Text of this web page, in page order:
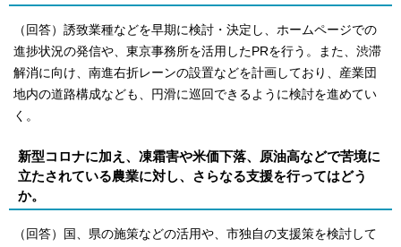
（回答）誘致業種などを早期に検討・決定し、ホームページでの
進捗状況の発信や、東京事務所を活用したPRを行う。また、渋滞
解消に向け、南進右折レーンの設置などを計画しており、産業団
地内の道路構成なども、円滑に巡回できるように検討を進めてい
く。
新型コロナに加え、凍霜害や米価下落、原油高などで苦境に
立たされている農業に対し、さらなる支援を行ってはどう
か。
（回答）国、県の施策などの活用や、市独自の支援策を検討して